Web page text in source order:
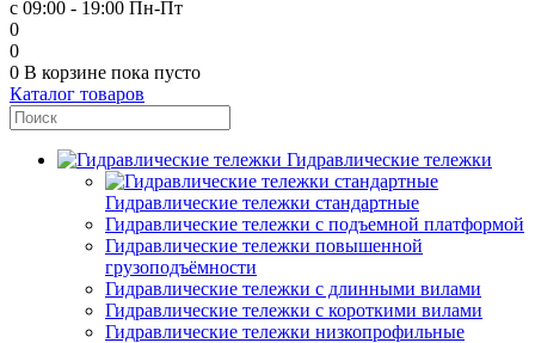
с 09:00 - 19:00 Пн-Пт
0
0
0 В корзине пока пусто
Каталог товаров
Гидравлические тележки
Гидравлические тележки стандартные
Гидравлические тележки с подъемной платформой
Гидравлические тележки повышенной
грузоподъёмности
Гидравлические тележки с длинными вилами
Гидравлические тележки с короткими вилами
Гидравлические тележки низкопрофильные